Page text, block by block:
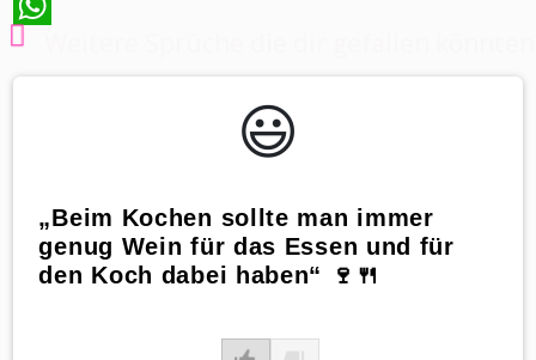
WhatsApp
😃️
„Beim Kochen sollte man immer
genug Wein für das Essen und für
den Koch dabei haben“ 🍷🍴